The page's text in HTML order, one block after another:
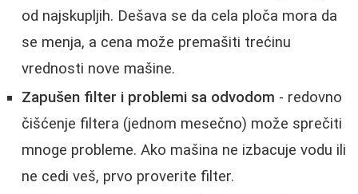
od najskupljih. Dešava se da cela ploča mora da
se menja, a cena može premašiti trećinu
vrednosti nove mašine.
Zapušen filter i problemi sa odvodom - redovno
čišćenje filtera (jednom mesečno) može sprečiti
mnoge probleme. Ako mašina ne izbacuje vodu ili
ne cedi veš, prvo proverite filter.